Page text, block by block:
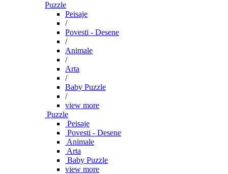
Puzzle
Peisaje
/
Povesti - Desene
/
Animale
/
Arta
/
Baby Puzzle
/
view more
Puzzle
Peisaje
Povesti - Desene
Animale
Arta
Baby Puzzle
view more